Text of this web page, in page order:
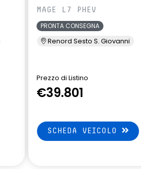
MAGE L7 PHEV
PRONTA CONSEGNA
Renord Sesto S. Giovanni
Prezzo di Listino
€39.801
SCHEDA VEICOLO